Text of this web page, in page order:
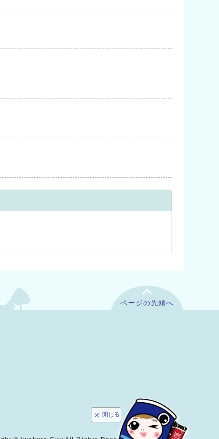
閉じる
ページの先頭へ